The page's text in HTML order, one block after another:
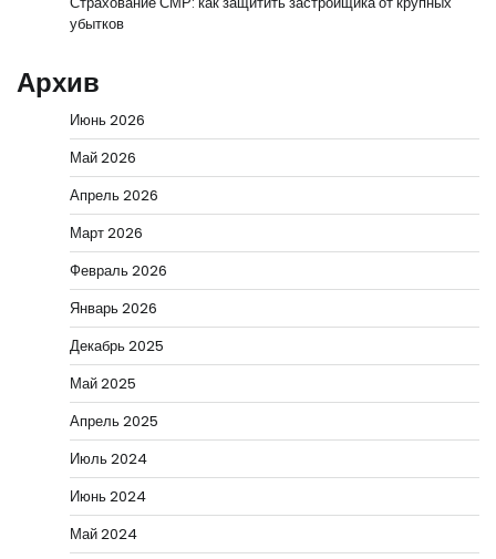
убытков
Архив
Июнь 2026
Май 2026
Апрель 2026
Март 2026
Февраль 2026
Январь 2026
Декабрь 2025
Май 2025
Апрель 2025
Июль 2024
Июнь 2024
Май 2024